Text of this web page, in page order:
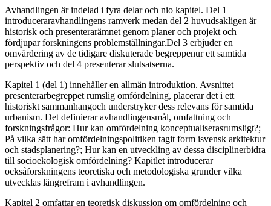
Avhandlingen är indelad i fyra delar och nio kapitel. Del 1
introduceraravhandlingens ramverk medan del 2 huvudsakligen är
historisk och presenterarämnet genom planer och projekt och
fördjupar forskningens problemställningar.Del 3 erbjuder en
omvärdering av de tidigare diskuterade begreppenur ett samtida
perspektiv och del 4 presenterar slutsatserna.
Kapitel 1 (del 1) innehåller en allmän introduktion. Avsnittet
presenterarbegreppet rumslig omfördelning, placerar det i ett
historiskt sammanhangoch understryker dess relevans för samtida
urbanism. Det definierar avhandlingensmål, omfattning och
forskningsfrågor: Hur kan omfördelning konceptualiserasrumsligt?;
På vilka sätt har omfördelningspolitiken tagit form isvensk arkitektur
och stadsplanering?; Hur kan en utveckling av dessa disciplinerbidra
till socioekologisk omfördelning? Kapitlet introducerar
ocksåforskningens teoretiska och metodologiska grunder vilka
utvecklas längrefram i avhandlingen.
Kapitel 2 omfattar en teoretisk diskussion om omfördelning och